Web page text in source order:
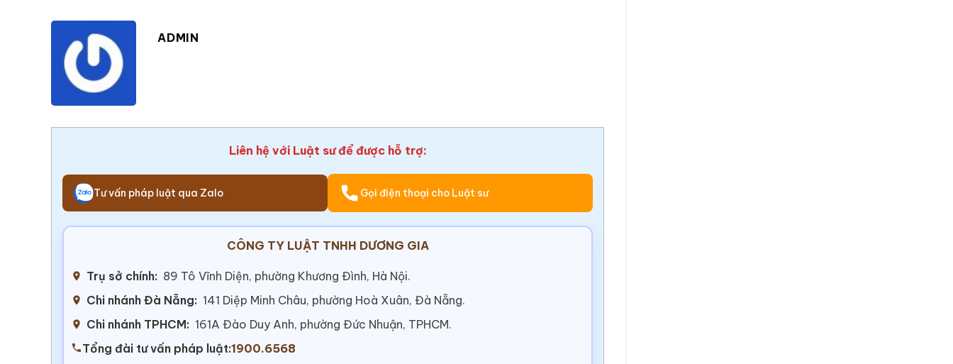
ADMIN
Liên hệ với Luật sư để được hỗ trợ:
Tư vấn pháp luật qua Zalo Gọi điện thoại cho Luật sư
CÔNG TY LUẬT TNHH DƯƠNG GIA
Trụ sở chính: 89 Tô Vĩnh Diện, phường Khương Đình, Hà Nội.
Chi nhánh Đà Nẵng: 141 Diệp Minh Châu, phường Hoà Xuân, Đà Nẵng.
Chi nhánh TPHCM: 161A Đào Duy Anh, phường Đức Nhuận, TPHCM.
Tổng đài tư vấn pháp luật:1900.6568